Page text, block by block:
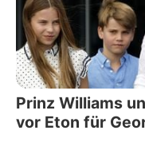
Prinz Williams
vor Eton für